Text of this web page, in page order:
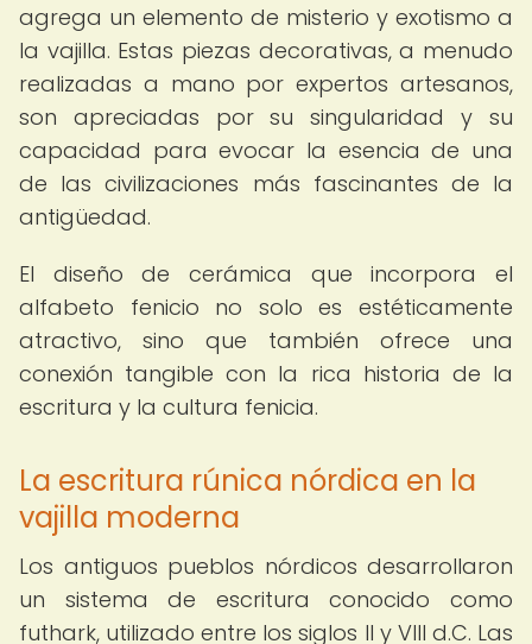
agrega un elemento de misterio y exotismo a
la vajilla. Estas piezas decorativas, a menudo
realizadas a mano por expertos artesanos,
son apreciadas por su singularidad y su
capacidad para evocar la esencia de una
de las civilizaciones más fascinantes de la
antigüedad.
El diseño de cerámica que incorpora el
alfabeto fenicio no solo es estéticamente
atractivo, sino que también ofrece una
conexión tangible con la rica historia de la
escritura y la cultura fenicia.
La escritura rúnica nórdica en la
vajilla moderna
Los antiguos pueblos nórdicos desarrollaron
un sistema de escritura conocido como
futhark, utilizado entre los siglos II y VIII d.C. Las